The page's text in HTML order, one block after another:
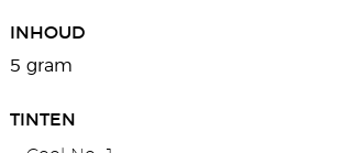
INHOUD
5 gram
TINTEN